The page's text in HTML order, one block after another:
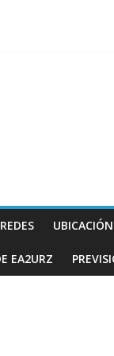
EA2URZ